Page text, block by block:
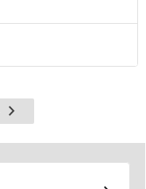
Pagina
successiva